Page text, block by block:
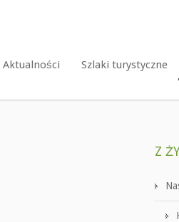
Aktualności Szlaki turystyczne
Z